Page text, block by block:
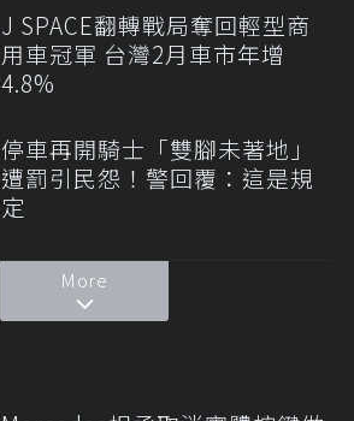
J SPACE翻轉戰局奪回輕型商
用車冠軍 台灣2月車市年增
4.8%
停車再開騎士「雙腳未著地」
遭罰引民怨！警回覆：這是規
定
More